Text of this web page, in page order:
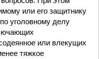
или его защитнику
уголовному делу
или влекущих
тяжкое